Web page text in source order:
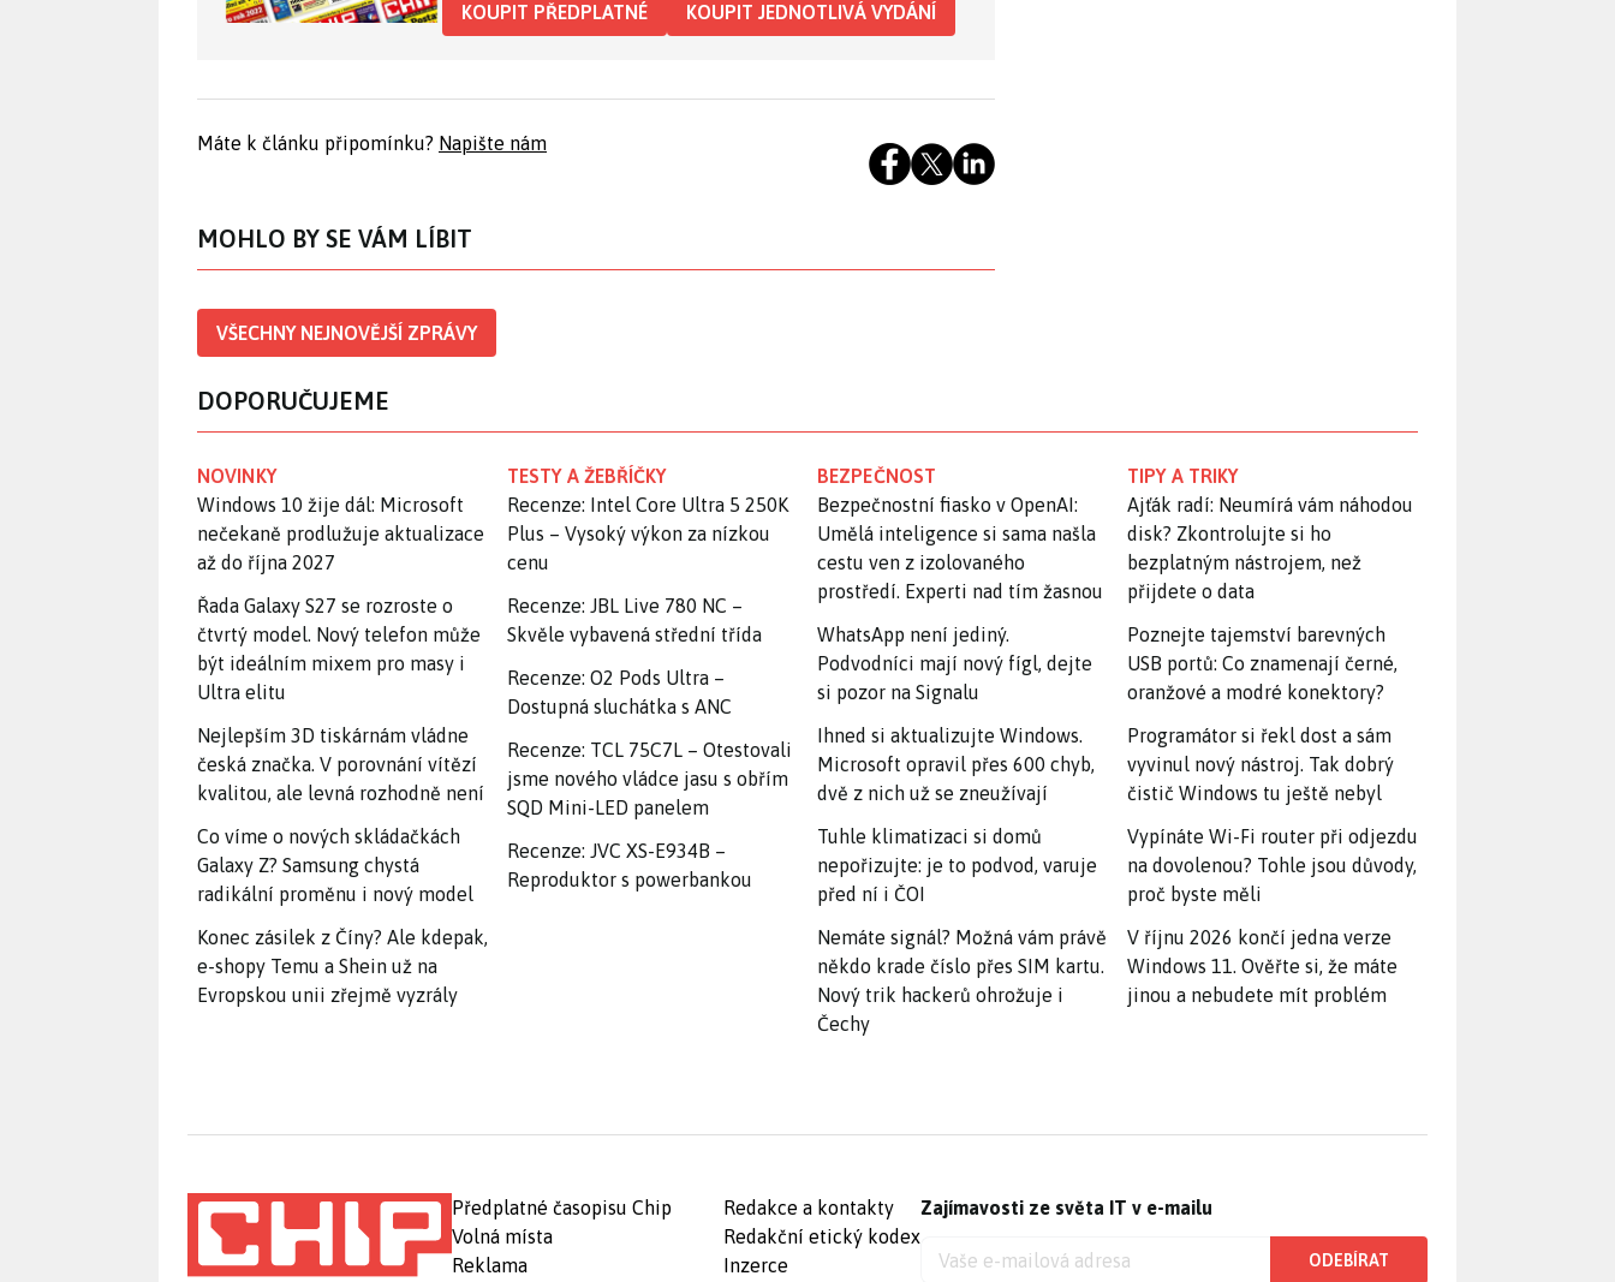
KOUPIT PŘEDPLATNÉ KOUPIT JEDNOTLIVÁ VYDÁNÍ
Máte k článku připomínku? Napište nám
MOHLO BY SE VÁM LÍBIT
VŠECHNY NEJNOVĚJŠÍ ZPRÁVY
DOPORUČUJEME
NOVINKY
Windows 10 žije dál: Microsoft
nečekaně prodlužuje aktualizace
až do října 2027
Řada Galaxy S27 se rozroste o
čtvrtý model. Nový telefon může
být ideálním mixem pro masy i
Ultra elitu
Nejlepším 3D tiskárnám vládne
česká značka. V porovnání vítězí
kvalitou, ale levná rozhodně není
Co víme o nových skládačkách
Galaxy Z? Samsung chystá
radikální proměnu i nový model
Konec zásilek z Číny? Ale kdepak,
e-shopy Temu a Shein už na
Evropskou unii zřejmě vyzrály
TESTY A ŽEBŘÍČKY
Recenze: Intel Core Ultra 5 250K
Plus – Vysoký výkon za nízkou
cenu
Recenze: JBL Live 780 NC –
Skvěle vybavená střední třída
Recenze: O2 Pods Ultra –
Dostupná sluchátka s ANC
Recenze: TCL 75C7L – Otestovali
jsme nového vládce jasu s obřím
SQD Mini-LED panelem
Recenze: JVC XS-E934B –
Reproduktor s powerbankou
BEZPEČNOST
Bezpečnostní fiasko v OpenAI:
Umělá inteligence si sama našla
cestu ven z izolovaného
prostředí. Experti nad tím žasnou
WhatsApp není jediný.
Podvodníci mají nový fígl, dejte
si pozor na Signalu
Ihned si aktualizujte Windows.
Microsoft opravil přes 600 chyb,
dvě z nich už se zneužívají
Tuhle klimatizaci si domů
nepořizujte: je to podvod, varuje
před ní i ČOI
Nemáte signál? Možná vám právě
někdo krade číslo přes SIM kartu.
Nový trik hackerů ohrožuje i
Čechy
TIPY A TRIKY
Ajťák radí: Neumírá vám náhodou
disk? Zkontrolujte si ho
bezplatným nástrojem, než
přijdete o data
Poznejte tajemství barevných
USB portů: Co znamenají černé,
oranžové a modré konektory?
Programátor si řekl dost a sám
vyvinul nový nástroj. Tak dobrý
čistič Windows tu ještě nebyl
Vypínáte Wi-Fi router při odjezdu
na dovolenou? Tohle jsou důvody,
proč byste měli
V říjnu 2026 končí jedna verze
Windows 11. Ověřte si, že máte
jinou a nebudete mít problém
Předplatné časopisu Chip
Volná místa
Reklama
Redakce a kontakty
Redakční etický kodex
Inzerce
Zajímavosti ze světa IT v e-mailu
ODEBÍRAT